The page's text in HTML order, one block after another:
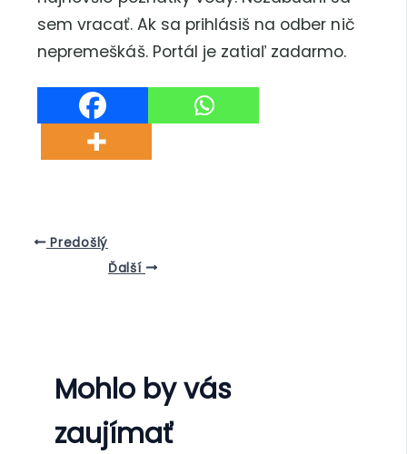
sem vracať. Ak sa prihlásiš na odber nič
nepremeškáš. Portál je zatiaľ zadarmo.
Predošlý
Ďalší
Mohlo by vás
zaujímať